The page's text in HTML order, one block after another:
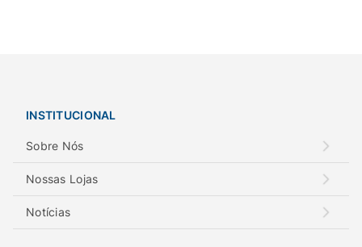
INSTITUCIONAL
Sobre Nós
Nossas Lojas
Notícias